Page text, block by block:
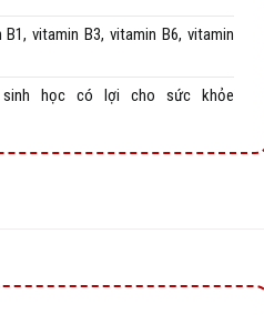
vitamin B3, vitamin B6, vitamin
học có lợi cho sức khỏe